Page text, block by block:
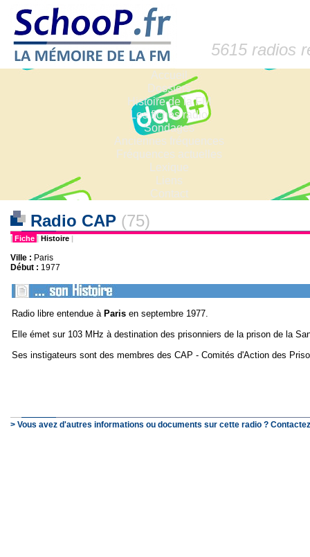
5615 radios
Accueil
Dossiers
Histoire de la FM
Les fiches radio
Sondages
Anciennes fréquences
Fréquences actuelles
Lexique
Liens
Contact
Radio CAP (75)
| Fiche | Histoire |
Ville : Paris
Début : 1977
Radio libre entendue à Paris en septembre 1977.
Elle émet sur 103 MHz à destination des prisonniers de la prison de la
Ses instigateurs sont des membres des CAP - Comités d'Action des
> Vous avez d'autres informations ou documents sur cette radio ?